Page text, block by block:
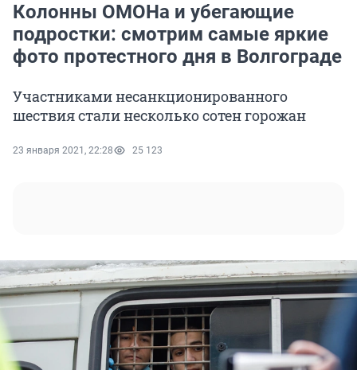
Колонны ОМОНа и убегающие
подростки: смотрим самые яркие
фото протестного дня в Волгограде
Участниками несанкционированного
шествия стали несколько сотен горожан
23 января 2021, 22:28 25 123